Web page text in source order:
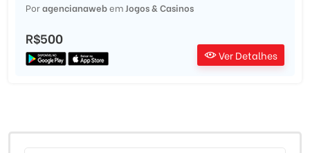
Poragencianawebem Jogos & Casinos
R$500
Ver Detalhes